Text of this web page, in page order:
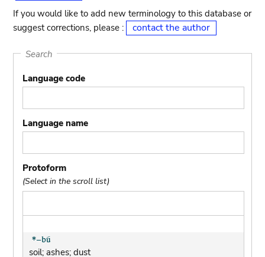
If you would like to add new terminology to this database or
suggest corrections, please :
contact the author
Search
Language code
Language name
Protoform
(Select in the scroll list)
soil; ashes; dust